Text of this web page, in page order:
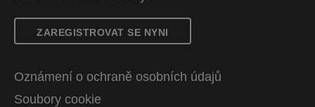
ZAREGISTROVAT SE NYNI
Oznámení o ochraně osobních údajů
Soubory cookie